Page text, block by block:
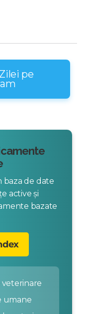
pe
baza de date
active și
bazate
veterinare
umane